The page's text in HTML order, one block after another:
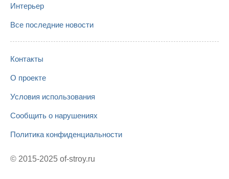
Интерьер
Все последние новости
Контакты
О проекте
Условия использования
Сообщить о нарушениях
Политика конфиденциальности
© 2015-2025 of-stroy.ru